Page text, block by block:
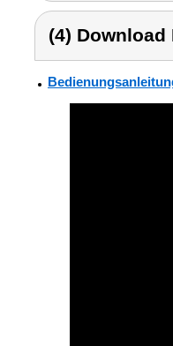
(4) Download